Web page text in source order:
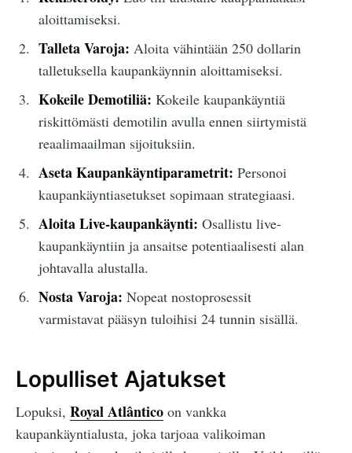
aloittamiseksi.
Talleta Varoja: Aloita vähintään 250 dollarin
talletuksella kaupankäynnin aloittamiseksi.
Kokeile Demotiliä: Kokeile kaupankäyntiä
riskittömästi demotilin avulla ennen siirtymistä
reaalimaailman sijoituksiin.
Aseta Kaupankäyntiparametrit: Personoi
kaupankäyntiasetukset sopimaan strategiaasi.
Aloita Live-kaupankäynti: Osallistu live-
kaupankäyntiin ja ansaitse potentiaalisesti alan
johtavalla alustalla.
Nosta Varoja: Nopeat nostoprosessit
varmistavat pääsyn tuloihisi 24 tunnin sisällä.
Lopulliset Ajatukset
Lopuksi, Royal Atlântico on vankka
kaupankäyntialusta, joka tarjoaa valikoiman